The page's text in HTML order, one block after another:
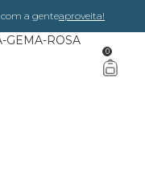
com a genteaproveita!
0